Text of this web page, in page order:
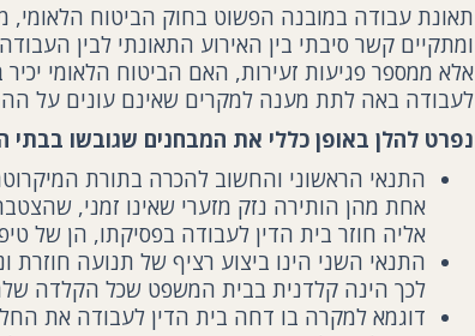
תאונת עבודה במובנה הפשוט בחוק הביטוח הלאומי,
ומתקיים קשר סיבתי בין האירוע התאונתי לבין
אלא ממספר פגיעות זעירות, האם הביטוח הלאומי
לעבודה באה לתת מענה למקרים שאינם עונים על
נפרט להלן באופן כללי את המבחנים שגובשו בבתי
התנאי הראשוני והחשוב להכרה בתורת
אחת מהן הותירה נזק מזערי שאינו זמני,
אליה חוזר בית הדין לעבודה בפסיקתו, הן של
התנאי השני הינו ביצוע רציף של תנועה
לכך הינה קלדנית בבית המשפט שכל הקלדה
דוגמא למקרה בו דחה בית הדין לעבודה את